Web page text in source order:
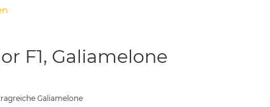
F1, Galiamelone
Galiamelone